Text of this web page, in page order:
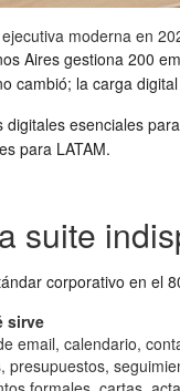
moderna en
Aires gestiona 200
cambió; la carga
esenciales
para LATAM.
suite
corporativo en el
sirve
email, calendario,
presupuestos,